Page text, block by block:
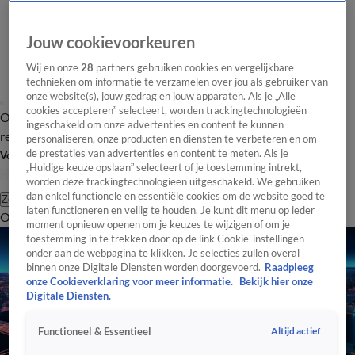
Overzicht Laatste nieuws Regionieuws Het beste van Hart
Tip de
redactie
Volg Hart van Nederland
Zoeken
OverzichtRegioUitzendingenWeerTip de redactiePanelVideo's
Jouw cookievoorkeuren
Wij en onze28 partners gebruiken cookies en vergelijkbare
technieken om informatie te verzamelen over jou als gebruiker van
onze website(s), jouw gedrag en jouw apparaten. Als je „Alle
cookies accepteren” selecteert, worden trackingtechnologieën
ingeschakeld om onze advertenties en content te kunnen
personaliseren, onze producten en diensten te verbeteren en om
de prestaties van advertenties en content te meten. Als je
„Huidige keuze opslaan” selecteert of je toestemming intrekt,
worden deze trackingtechnologieën uitgeschakeld. We gebruiken
dan enkel functionele en essentiële cookies om de website goed te
laten functioneren en veilig te houden. Je kunt dit menu op ieder
moment opnieuw openen om je keuzes te wijzigen of om je
toestemming in te trekken door op de link Cookie-instellingen
onder aan de webpagina te klikken. Je selecties zullen overal
binnen onze Digitale Diensten worden doorgevoerd. Raadpleeg
onze Cookieverklaring voor meer informatie.
Bekijk hier onze
Digitale Diensten.
Functioneel & Essentieel Altijd actief